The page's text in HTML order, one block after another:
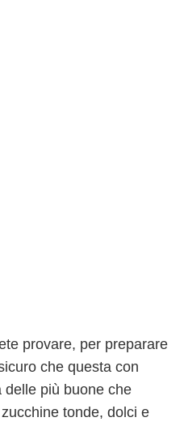
provare, per preparare
che questa con
delle più buone che
tonde, dolci e